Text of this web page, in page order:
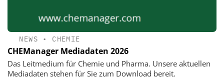
NEWS • CHEMIE
CHEManager Mediadaten 2026
Das Leitmedium für Chemie und Pharma. Unsere aktuellen
Mediadaten stehen für Sie zum Download bereit.